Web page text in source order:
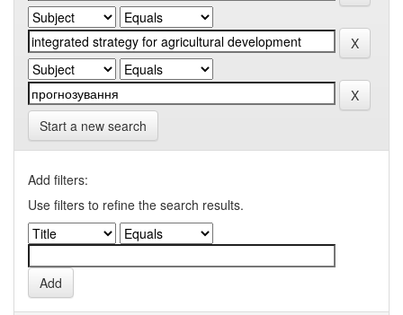
Start a new search
Add filters:
Use filters to refine the search results.